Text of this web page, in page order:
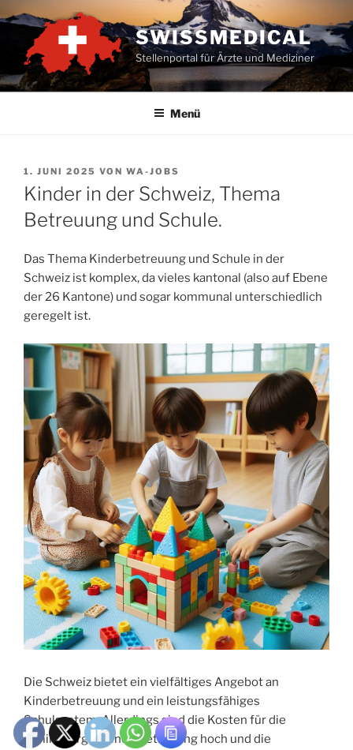
Inhalt
springen
SWISSMEDICAL
Stellenportal für Ärzte und Mediziner
Menü
VERÖFFENTLICHT
AM
1. JUNI 2025 VON WA-JOBS
Kinder in der Schweiz, Thema
Betreuung und Schule.
Das Thema Kinderbetreuung und Schule in der
Schweiz ist komplex, da vieles kantonal (also auf Ebene
der 26 Kantone) und sogar kommunal unterschiedlich
geregelt ist.
Die Schweiz bietet ein vielfältiges Angebot an
Kinderbetreuung und ein leistungsfähiges
Schulsystem. Allerdings sind die Kosten für die
familienergänzende Betreuung hoch und die